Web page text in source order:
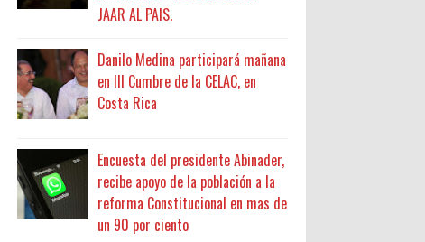
JAAR AL PAIS.
Danilo Medina participará mañana
en III Cumbre de la CELAC, en
Costa Rica
Encuesta del presidente Abinader,
recibe apoyo de la población a la
reforma Constitucional en mas de
un 90 por ciento